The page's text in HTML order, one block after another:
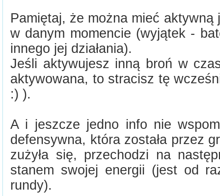
Pamiętaj, że można mieć aktywną
w danym momencie (wyjątek -
innego jej działania).
Jeśli aktywujesz inną broń w
aktywowana, to stracisz tę
:) ).
A i jeszcze jedno info nie
defensywna, która została przez
zużyła się, przechodzi na
stanem swojej energii (jest od
rundy).